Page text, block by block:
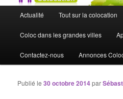
Aller au contenu principal
Aller au contenu secondaire
Actualité Tout sur la colocation
Coloc dans les grandes villes
Contactez-nous Annonces
Publié le30 octobre 2014par